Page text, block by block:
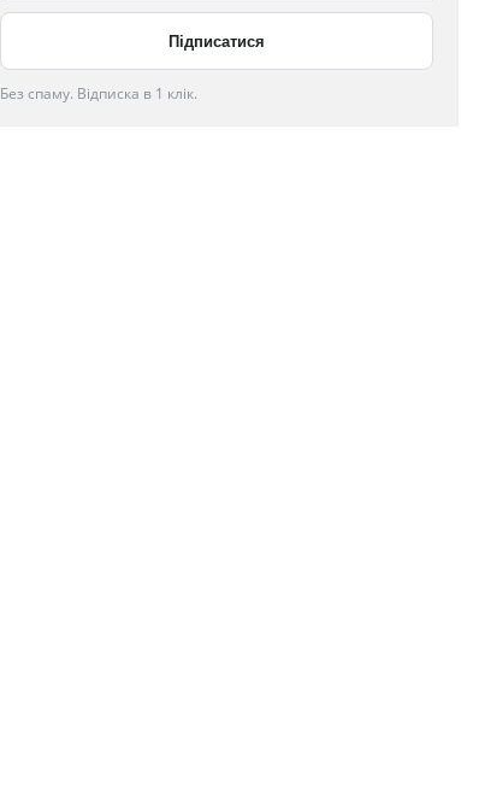
Без спаму. Відписка в 1 клік.